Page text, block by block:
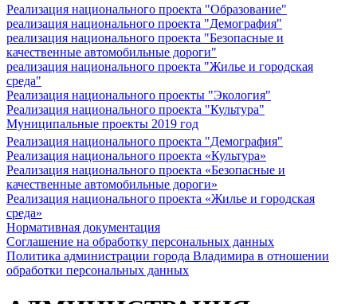
Реализация национального проекта "Образование"
реализация национального проекта "Демография"
реализация национального проекта "Безопасные и
качественные автомобильные дороги"
реализация национального проекта "Жилье и городская
среда"
Реализация национального проекты "Экология"
Реализация национального проекта "Культура"
Муниципальные проекты 2019 год
Реализация национального проекта "Демография"
Реализация национального проекта «Культура»
Реализация национального проекта «Безопасные и
качественные автомобильные дороги»
Реализация национального проекта «Жилье и городская
среда»
Нормативная документация
Соглашение на обработку персональных данных
Политика администрации города Владимира в отношении
обработки персональных данных